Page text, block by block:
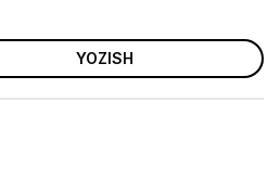
YOZISH